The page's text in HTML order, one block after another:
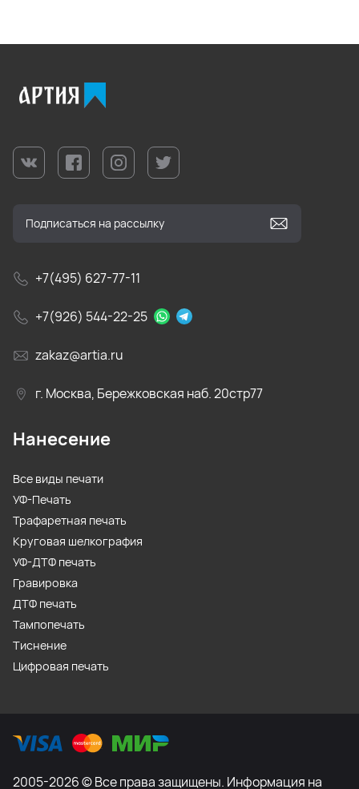
+7(495) 627-77-11
+7(926) 544-22-25
zakaz@artia.ru
г. Москва, Бережковская наб. 20стр77
Нанесение
Все виды печати
УФ-Печать
Трафаретная печать
Круговая шелкография
УФ-ДТФ печать
Гравировка
ДТФ печать
Тампопечать
Тиснение
Цифровая печать
2005-2026 © Все права защищены. Информация на